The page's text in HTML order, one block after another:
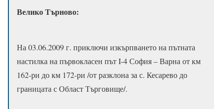
Велико Търново:
На 03.06.2009 г. приключи изкърпването на пътната
настилка на първокласен път I-4 София – Варна от км
162-ри до км 172-ри /от разклона за с. Кесарево до
границата с Област Търговище/.